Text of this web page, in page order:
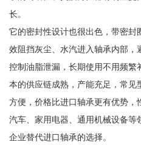
长。
它的密封性设计也很出色，带密
效阻挡灰尘、水汽进入轴承内部
控制油脂泄漏，长期使用不用频繁
本的供应链成熟，产能充足，常见
方便，价格比进口轴承更有优势，
汽车、家用电器、通用机械设备等
企业替代进口轴承的选择。